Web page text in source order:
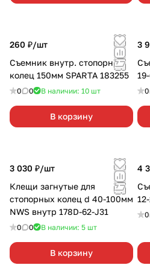
260 ₽/шт
Съемник внутр. стопорных
колец 150мм SPARTA 183255
0 0 В наличии: 10 шт
В корзину
3
0
3 030 ₽/шт
Клещи загнутые для
стопорных колец d 40-100мм
NWS внутр 178D-62-J31
0 0 В наличии: 5 шт
В корзину
4
0